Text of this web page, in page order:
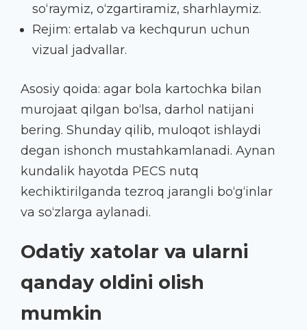
so‘raymiz, o‘zgartiramiz, sharhlaymiz.
Rejim: ertalab va kechqurun uchun
vizual jadvallar.
Asosiy qoida: agar bola kartochka bilan
murojaat qilgan bo‘lsa, darhol natijani
bering. Shunday qilib, muloqot ishlaydi
degan ishonch mustahkamlanadi. Aynan
kundalik hayotda PECS nutq
kechiktirilganda tezroq jarangli bo‘g‘inlar
va so‘zlarga aylanadi.
Odatiy xatolar va ularni
qanday oldini olish
mumkin